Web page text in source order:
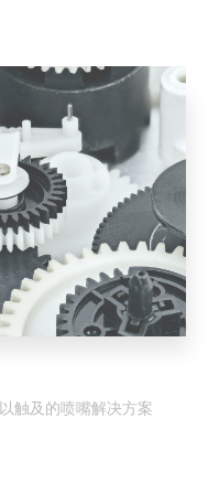
触及的喷嘴解决方案